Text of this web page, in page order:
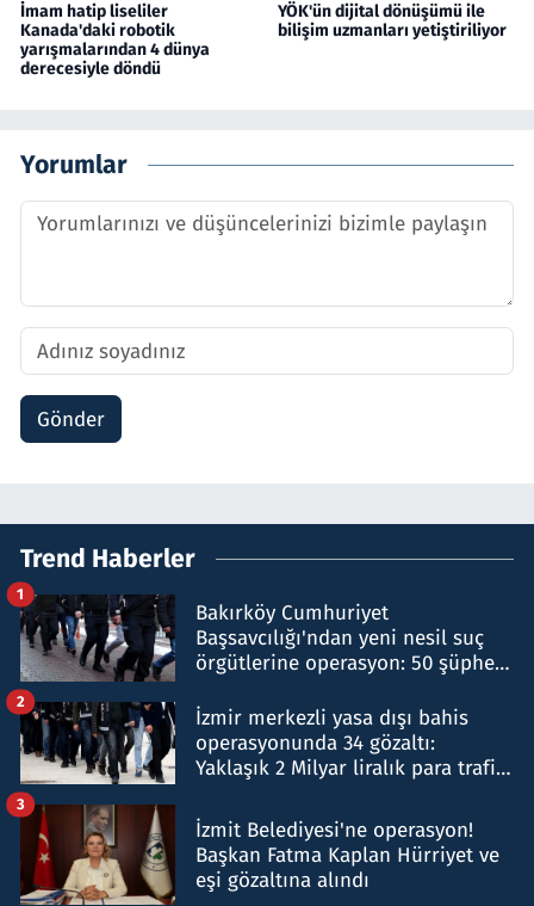
İmam hatip liseliler
Kanada'daki robotik
yarışmalarından 4 dünya
derecesiyle döndü
YÖK'ün dijital dönüşümü ile
bilişim uzmanları yetiştiriliyor
Yorumlar
Gönder
Trend Haberler
Bakırköy Cumhuriyet
Başsavcılığı'ndan yeni nesil suç
örgütlerine operasyon: 50 şüpheli
1
İzmir merkezli yasa dışı bahis
operasyonunda 34 gözaltı:
Yaklaşık 2 Milyar liralık para trafiği
2
İzmit Belediyesi'ne operasyon!
Başkan Fatma Kaplan Hürriyet ve
eşi gözaltına alındı
3